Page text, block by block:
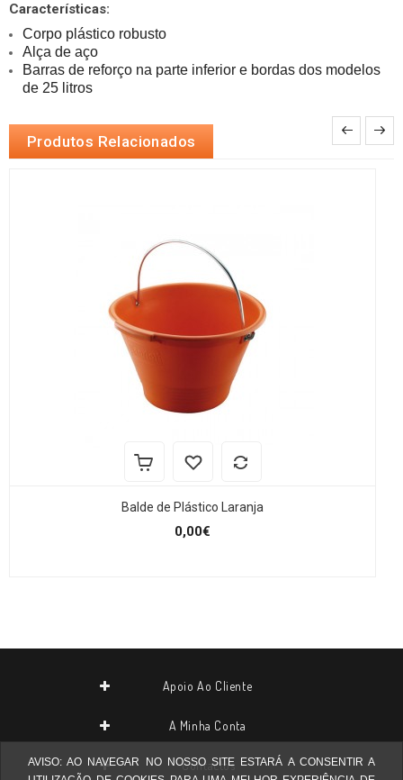
Características:
Barras de reforço na parte inferior e bordas dos modelos
de 25 litros
Produtos Relacionados
Balde de Plástico Laranja
0,00€
AVISO: AO NAVEGAR NO NOSSO SITE ESTARÁ A CONSENTIR A
Apoio Ao Cliente
A Minha Conta
Contactos